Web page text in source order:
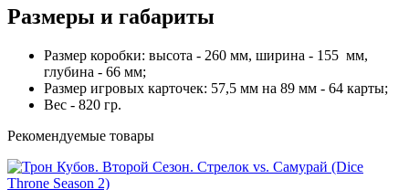
Размеры и габариты
Размер коробки: высота - 260 мм, ширина - 155 мм,
глубина - 66 мм;
Размер игровых карточек: 57,5 мм на 89 мм - 64 карты;
Вес - 820 гр.
Рекомендуемые товары